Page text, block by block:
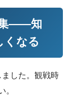
集——知
くなる
ました。観戦時
。